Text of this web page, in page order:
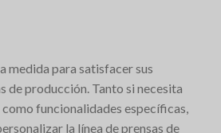
medida para satisfacer sus
de producción. Tanto si necesita
funcionalidades específicas,
la línea de prensas de